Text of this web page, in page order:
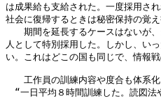
は成果給も支給された。一度採用さ
社会に復帰するときは秘密保持の覚
期間を延長するケースはないが、
人として特別採用した。しかし、い
い。これはどこの国も同じで、情報戦
工作員の訓練内容や度合も体系化
“一日平均８時間訓練した。読図法